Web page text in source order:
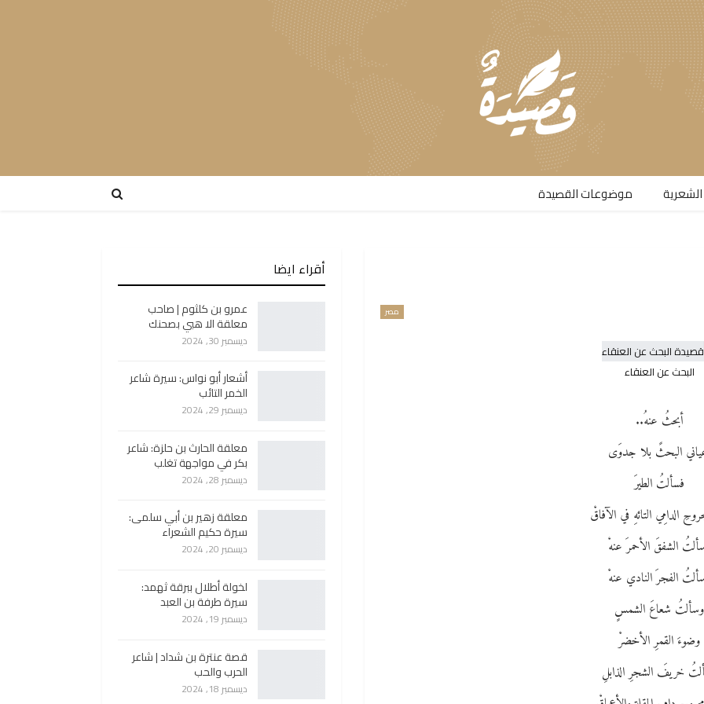
موضوعات القصيدة​
مصر
البحث عن العنقاء
أبحثُ عنهُ..
البحثً بلا جدوَى
فسألتُ الطيرَ
الدامِي التائهِ في الآفاقْ
الشفقَ الأحمرَ عنهْ
الفجرَ النادي عنهْ
وسألتُ شعاعَ الشمسٍ
وضوءَ القمرِ الأخضرْ
خريفَ الشجرِ الذابلِ
أقراء ايضا
عمرو بن كلثوم | صاحب
معلقة الا هبي بصحنك
ديسمبر 30, 2024
أشعار أبو نواس: سيرة شاعر
الخمر التائب
ديسمبر 29, 2024
معلقة الحارث بن حلزة: شاعر
بكر في مواجهة تغلب
ديسمبر 28, 2024
معلقة زهير بن أبي سلمى:
سيرة حكيم الشعراء
ديسمبر 20, 2024
لخولة أطلال ببرقة ثهمد:
سيرة طرفة بن العبد
ديسمبر 19, 2024
قصة عنترة بن شداد | شاعر
الحرب والحب
ديسمبر 18, 2024